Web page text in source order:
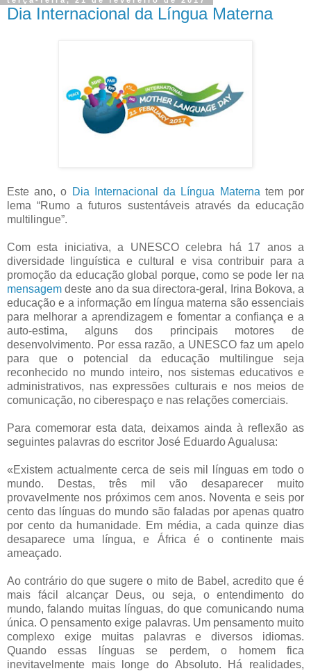
Dia Internacional da Língua Materna
Este ano, o Dia Internacional da Língua Materna tem por
lema “Rumo a futuros sustentáveis através da educação
multilingue”.
Com esta iniciativa, a UNESCO celebra há 17 anos a
diversidade linguística e cultural e visa contribuir para a
promoção da educação global porque, como se pode ler na
mensagem deste ano da sua directora-geral, Irina Bokova, a
educação e a informação em língua materna são essenciais
para melhorar a aprendizagem e fomentar a confiança e a
auto-estima, alguns dos principais motores de
desenvolvimento. Por essa razão, a UNESCO faz um apelo
para que o potencial da educação multilingue seja
reconhecido no mundo inteiro, nos sistemas educativos e
administrativos, nas expressões culturais e nos meios de
comunicação, no ciberespaço e nas relações comerciais.
Para comemorar esta data, deixamos ainda à reflexão as
seguintes palavras do escritor José Eduardo Agualusa:
«Existem actualmente cerca de seis mil línguas em todo o
mundo. Destas, três mil vão desaparecer muito
provavelmente nos próximos cem anos. Noventa e seis por
cento das línguas do mundo são faladas por apenas quatro
por cento da humanidade. Em média, a cada quinze dias
desaparece uma língua, e África é o continente mais
ameaçado.
Ao contrário do que sugere o mito de Babel, acredito que é
mais fácil alcançar Deus, ou seja, o entendimento do
mundo, falando muitas línguas, do que comunicando numa
única. O pensamento exige palavras. Um pensamento muito
complexo exige muitas palavras e diversos idiomas.
Quando essas línguas se perdem, o homem fica
inevitavelmente mais longe do Absoluto. Há realidades,